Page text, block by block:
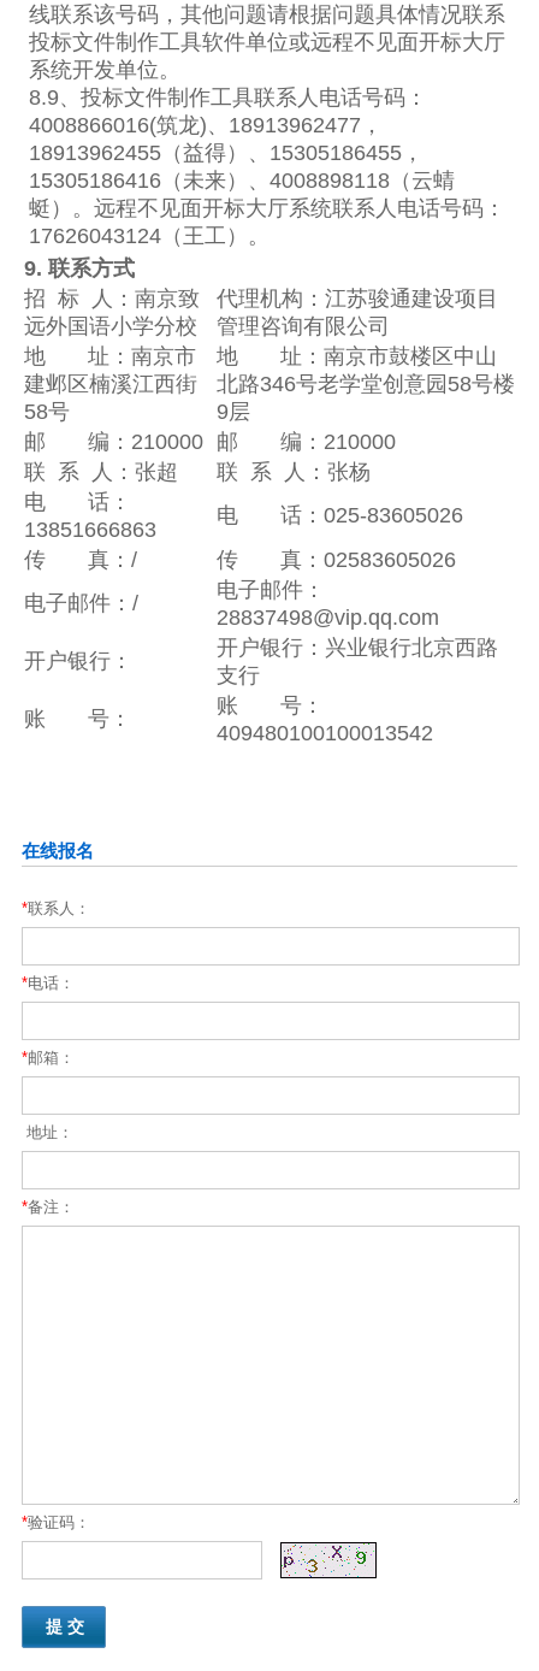
线联系该号码，其他问题请根据问题具体情况联系
投标文件制作工具软件单位或远程不见面开标大厅
系统开发单位。
8.9、投标文件制作工具联系人电话号码：
4008866016(筑龙)、18913962477，
18913962455（益得）、15305186455，
15305186416（未来）、4008898118（云蜻
蜓）。远程不见面开标大厅系统联系人电话号码：
17626043124（王工）。
9. 联系方式
招 标 人：南京致
远外国语小学分校
代理机构：江苏骏通建设项目
管理咨询有限公司
地 址：南京市
建邺区楠溪江西街
58号
地 址：南京市鼓楼区中山
北路346号老学堂创意园58号楼
9层
邮 编：210000
邮 编：210000
联 系 人：张超
联 系 人：张杨
电 话：
13851666863
电 话：025-83605026
传 真：/
传 真：02583605026
电子邮件：/
电子邮件：
28837498@vip.qq.com
开户银行：
开户银行：兴业银行北京西路
支行
账 号：
账 号：
409480100100013542
在线报名
*联系人：
*电话：
*邮箱：
地址：
*备注：
*验证码：
提 交